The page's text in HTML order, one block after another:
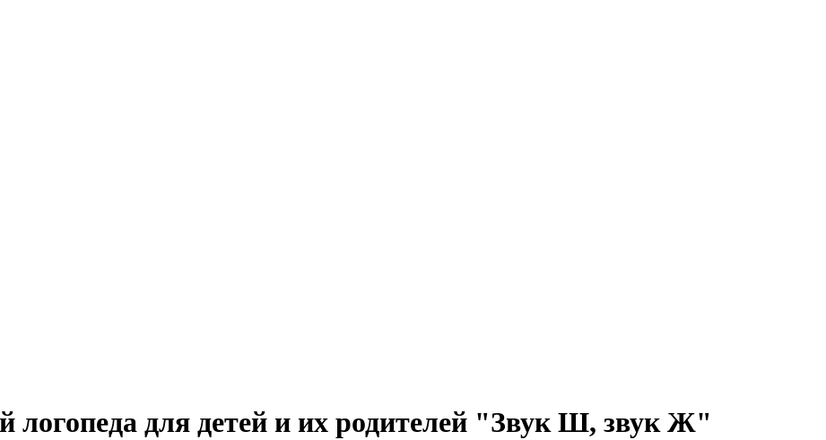
логопеда для детей и их родителей "Звук Ш, звук Ж"